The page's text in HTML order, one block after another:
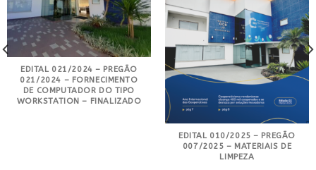
EDITAL 021/2024 – PREGÃO
021/2024 – FORNECIMENTO
DE COMPUTADOR DO TIPO
WORKSTATION – FINALIZADO
EDITAL 010/2025 – PREGÃO
007/2025 – MATERIAIS DE
LIMPEZA